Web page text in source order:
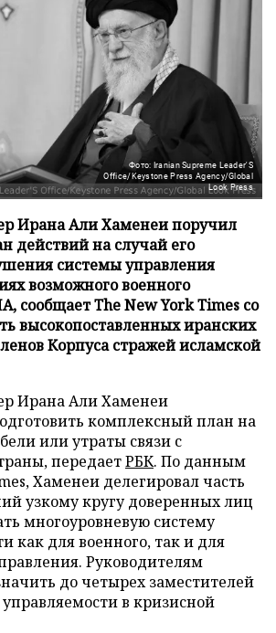
Фото: Iranian Supreme Leader'S
Office/Keystone Press Agency/Global
Look Press
Ирана Али Хаменеи поручил
действий на случай его
системы управления
возможного военного
сообщает The New York Times со
высокопоставленных иранских
Корпуса стражей исламской
Ирана Али Хаменеи
комплексный план на
или утраты связи с
передаетРБК. По данным
Хаменеи делегировал часть
узкому кругу доверенных лиц
многоуровневую систему
как для военного, так и для
Руководителям
до четырех заместителей
в кризисной